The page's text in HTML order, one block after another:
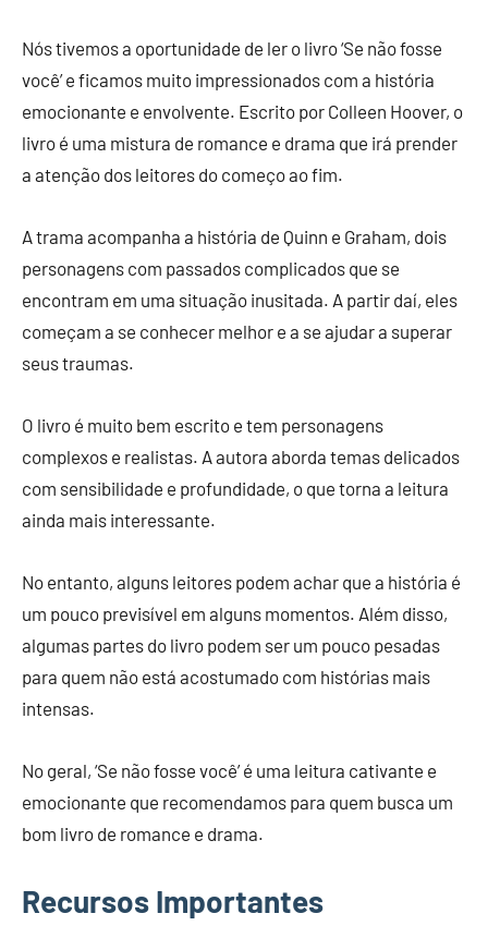
Nós tivemos a oportunidade de ler o livro ‘Se não fosse
você’ e ficamos muito impressionados com a história
emocionante e envolvente. Escrito por Colleen Hoover, o
livro é uma mistura de romance e drama que irá prender
a atenção dos leitores do começo ao fim.
A trama acompanha a história de Quinn e Graham, dois
personagens com passados complicados que se
encontram em uma situação inusitada. A partir daí, eles
começam a se conhecer melhor e a se ajudar a superar
seus traumas.
O livro é muito bem escrito e tem personagens
complexos e realistas. A autora aborda temas delicados
com sensibilidade e profundidade, o que torna a leitura
ainda mais interessante.
No entanto, alguns leitores podem achar que a história é
um pouco previsível em alguns momentos. Além disso,
algumas partes do livro podem ser um pouco pesadas
para quem não está acostumado com histórias mais
intensas.
No geral, ‘Se não fosse você’ é uma leitura cativante e
emocionante que recomendamos para quem busca um
bom livro de romance e drama.
Recursos Importantes